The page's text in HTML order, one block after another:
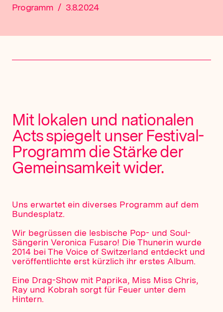
Programm / 3.8.2024
Mit lokalen und nationalen
Acts spiegelt unser Festival-
Programm die Stärke der
Gemeinsamkeit wider.
Uns erwartet ein diverses Programm auf dem
Bundesplatz.
Wir begrüssen die lesbische Pop- und Soul-
Sängerin Veronica Fusaro! Die Thunerin wurde
2014 bei The Voice of Switzerland entdeckt und
veröffentlichte erst kürzlich ihr erstes Album.
Eine Drag-Show mit Paprika, Miss Miss Chris,
Ray und Kobrah sorgt für Feuer unter dem
Hintern.